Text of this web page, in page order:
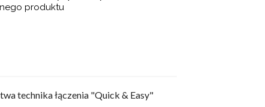
produktu
technika łączenia "Quick & Easy"